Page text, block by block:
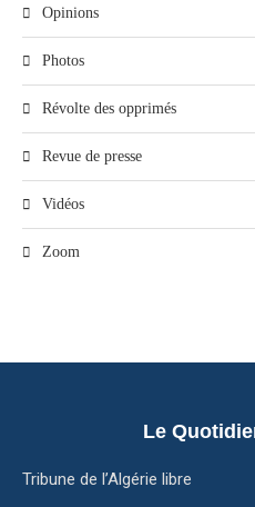
Opinions
Photos
Révolte des opprimés
Revue de presse
Vidéos
Zoom
Le
Tribune de l’Algérie libre